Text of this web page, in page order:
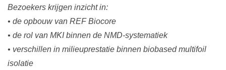
Bezoekers krijgen inzicht in:
• de opbouw van REF Biocore
• de rol van MKI binnen de NMD-systematiek
• verschillen in milieuprestatie binnen biobased multifoil
isolatie